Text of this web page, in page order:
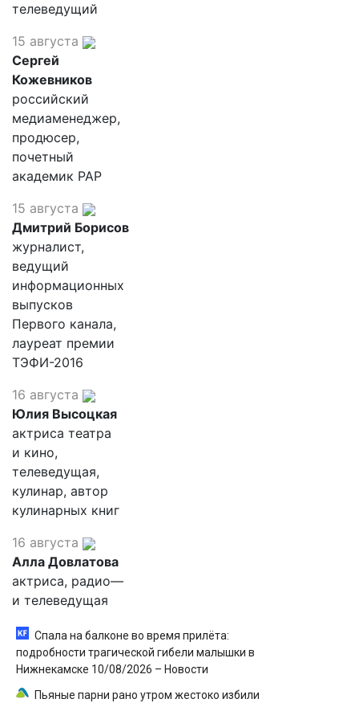
телеведущий
15 августа
Сергей
Кожевников
российский
медиаменеджер,
продюсер,
почетный
академик РАР
15 августа
Дмитрий Борисов
журналист,
ведущий
информационных
выпусков
Первого канала,
лауреат премии
ТЭФИ-2016
16 августа
Юлия Высоцкая
актриса театра
и кино,
телеведущая,
кулинар, автор
кулинарных книг
16 августа
Алла Довлатова
актриса, радио—
и телеведущая
Спала на балконе во время прилёта:
подробности трагической гибели малышки в
Нижнекамске 10/08/2026 – Новости
Пьяные парни рано утром жестоко избили